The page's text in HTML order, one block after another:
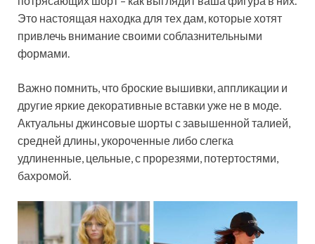
Это настоящая находка для тех дам, которые хотят
привлечь внимание своими соблазнительными
формами.
Важно помнить, что броские вышивки, аппликации и
другие яркие декоративные вставки уже не в моде.
Актуальны джинсовые шорты с завышенной талией,
средней длины, укороченные либо слегка
удлиненные, цельные, с прорезями, потертостями,
бахромой.